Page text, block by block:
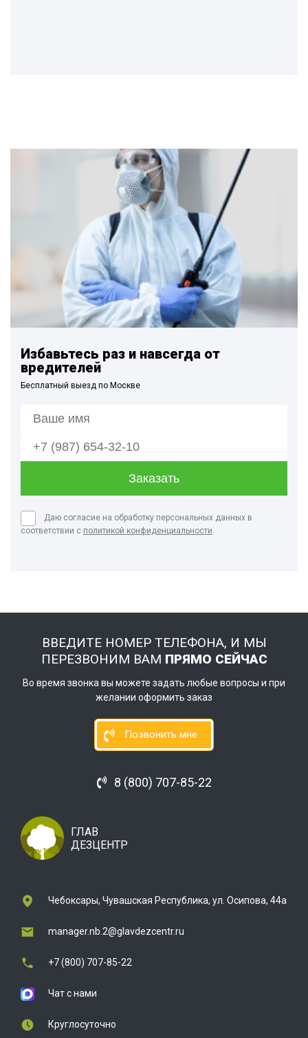
Избавьтесь раз и навсегда от
вредителей
Бесплатный выезд по Москве
Даю согласие на обработку персональных данных в
соответствии с политикой конфиденциальности
ВВЕДИТЕ НОМЕР ТЕЛЕФОНА, И МЫ
ПЕРЕЗВОНИМ ВАМ ПРЯМО СЕЙЧАС
Во время звонка вы можете задать любые вопросы и при
желании оформить заказ
Позвонить мне
8 (800) 707-85-22
ГЛАВ
ДЕЗЦЕНТР
Чебоксары, Чувашская Республика, ул. Осипова, 44а
manager.nb.2@glavdezcentr.ru
+7 (800) 707-85-22
Чат с нами
Круглосуточно